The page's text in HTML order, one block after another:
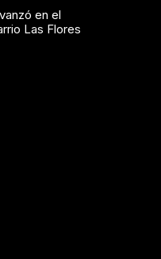
en el
Las Flores